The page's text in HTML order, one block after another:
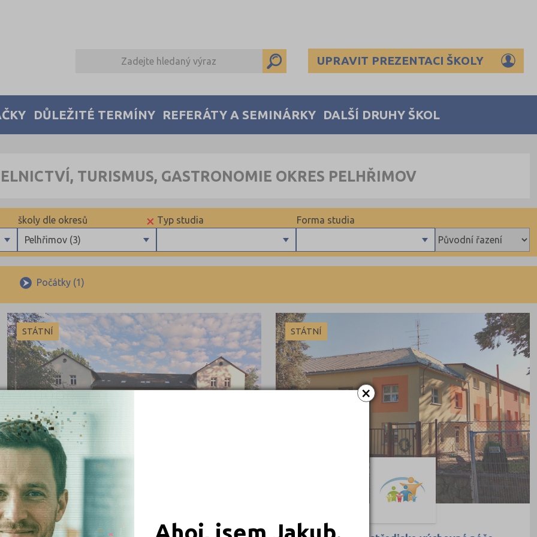
×
UPRAVIT PREZENTACI ŠKOLY
DŮLEŽITÉ TERMÍNY REFERÁTY A SEMINÁRKY DALŠÍ DRUHY ŠKOL
TURISMUS, GASTRONOMIE OKRES PELHŘIMOV
Forma studia
Typ studia
×
Pelhřimov (3)
školy dle okresů
Blansko (1)
Brno-město (4)
Brno-venkov (1)
Bruntál (4)
Břeclav (1)
Česká Lípa (1)
České Budějovice (3)
Děčín (3)
Domažlice (2)
Hodonín (1)
Hradec Králové (5)
Cheb (1)
Chomutov (1)
Počátky (1)
STÁTNÍ STÁTNÍ